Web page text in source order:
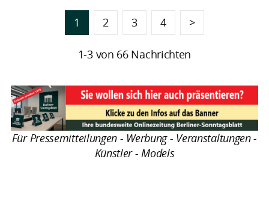
1 2 3 4 >
1-3 von 66 Nachrichten
Für Pressemitteilungen - Werbung - Veranstaltungen -
Künstler - Models